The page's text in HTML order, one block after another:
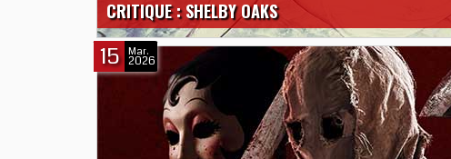
CRITIQUE : SHELBY OAKS
15 Mar.
2026